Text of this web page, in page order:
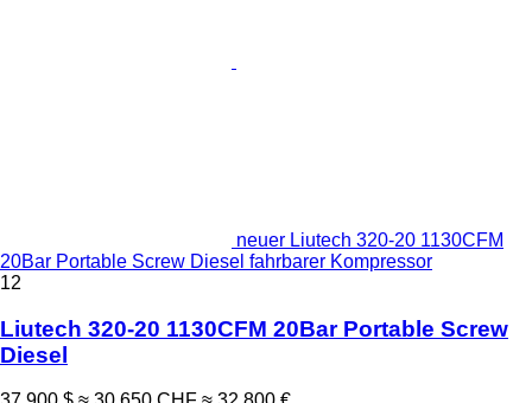
neuer Liutech 320-20 1130CFM
20Bar Portable Screw Diesel fahrbarer Kompressor
12
Liutech 320-20 1130CFM 20Bar Portable Screw
Diesel